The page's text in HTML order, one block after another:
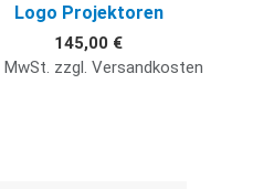
Logo Projektoren
145,00 €
MwSt. zzgl. Versandkosten